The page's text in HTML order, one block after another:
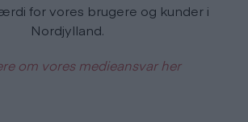
for vores brugere og kunder i
Nordjylland.
om vores medieansvar her